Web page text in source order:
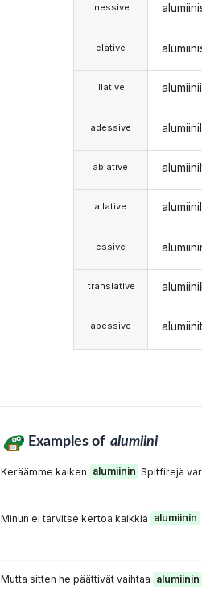
inessive
elative
illative
adessive
ablative
allative
essive
translative
abessive
Examples of alumiini
Keräämme kaiken alumiinin Spitfirejä
Minun ei tarvitse kertoa kaikkia alumiinin
Mutta sitten he päättivät vaihtaa alumiinin